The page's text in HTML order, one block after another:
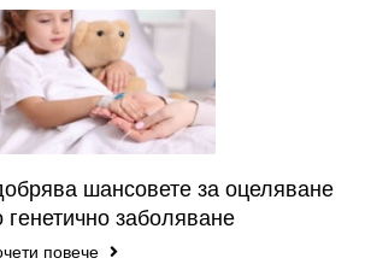
шансовете за оцеляване
заболяване
повече